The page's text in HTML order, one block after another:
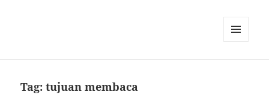
Tag:tujuan membaca